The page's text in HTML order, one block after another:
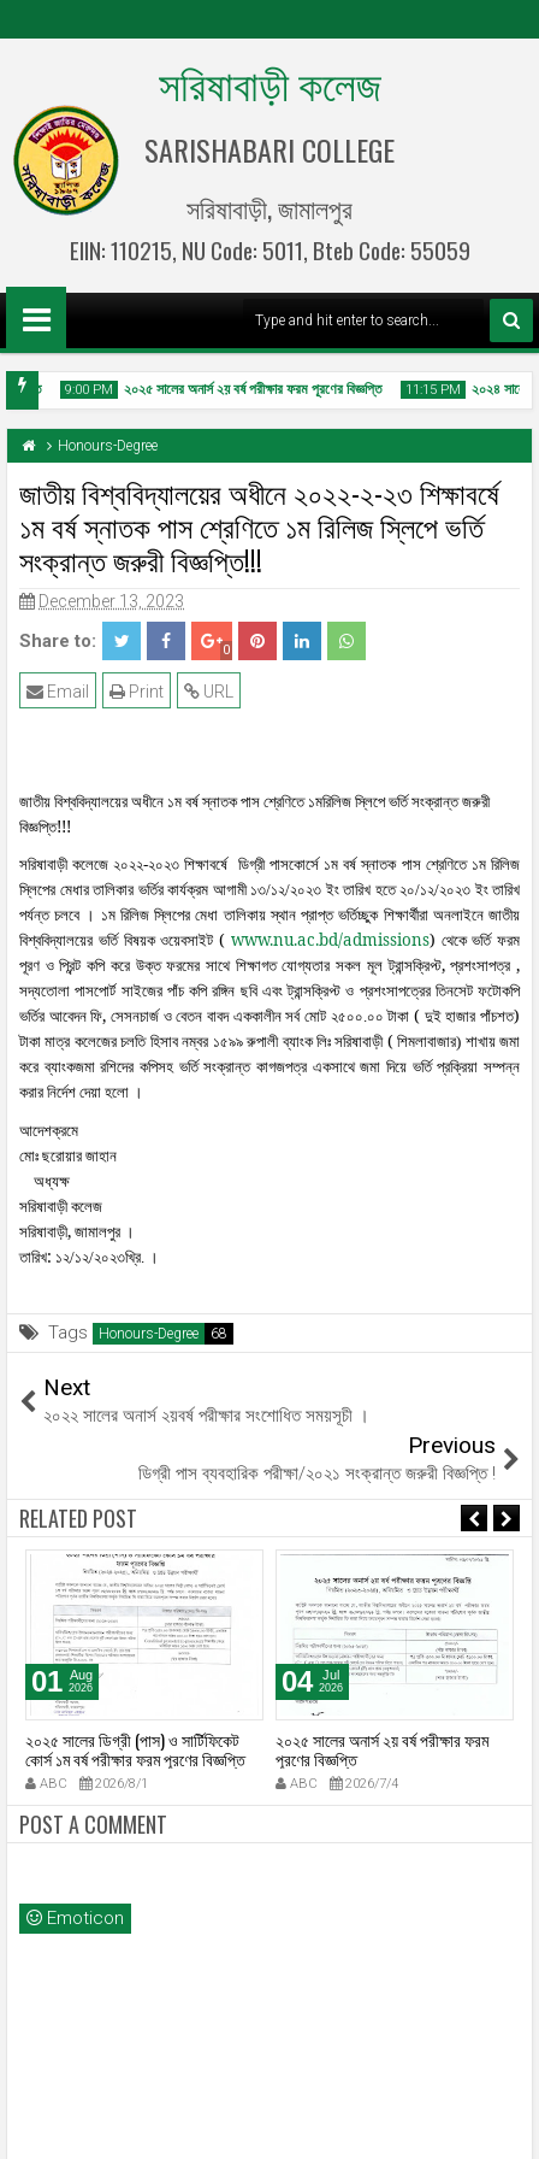
সরিষাবাড়ী কলেজ
SARISHABARI COLLEGE
সরিষাবাড়ী, জামালপুর
EIIN: 110215, NU Code: 5011, Bteb Code: 55059
9:00 PM
04 2026
২০২৫ সালের অনার্স ২য় বর্ষ পরীক্ষার ফরম পূরণের বিজ্ঞপ্তি 11:15 PM ২০২৪ সালের
Honours-Degree
জাতীয় বিশ্ববিদ্যালয়ের অধীনে ২০২২-২-২৩ শিক্ষাবর্ষে
১ম বর্ষ স্নাতক পাস শ্রেণিতে ১ম রিলিজ স্লিপে ভর্তি
সংক্রান্ত জরুরী বিজ্ঞপ্তি!!!
December 13, 2023
Share to: 0
URL
Print
Email
জাতীয় বিশ্ববিদ্যালয়ের অধীনে ১ম বর্ষ স্নাতক পাস শ্রেণিতে ১মরিলিজ স্লিপে ভর্তি সংক্রান্ত জরুরী
বিজ্ঞপ্তি!!!
সরিষাবাড়ী কলেজে ২০২২-২০২৩ শিক্ষাবর্ষে ডিগ্রী পাসকোর্সে ১ম বর্ষ স্নাতক পাস শ্রেণিতে ১ম রিলিজ
স্লিপের মেধার তালিকার ভর্তির কার্যক্রম আগামী ১৩/১২/২০২৩ ইং তারিখ হতে ২০/১২/২০২৩ ইং তারিখ
পর্যন্ত চলবে । ১ম রিলিজ স্লিপের মেধা তালিকায় স্থান প্রাপ্ত ভর্তিচ্ছুক শিক্ষার্থীরা অনলাইনে জাতীয়
বিশ্ববিদ্যালয়ের ভর্তি বিষয়ক ওয়েবসাইট ( www.nu.ac.bd/admissions) থেকে ভর্তি ফরম
পূরণ ও প্রিন্ট কপি করে উক্ত ফরমের সাথে শিক্ষাগত যোগ্যতার সকল মূল ট্রান্সক্রিপ্ট,প্রশংসাপত্র ,
সদ্যতোলা পাসপোর্ট সাইজের পাঁচ কপি রঙ্গিন ছবি এবং ট্রান্সক্রিপ্ট ও প্রশংসাপত্রের তিনসেট ফটোকপি
ভর্তির আবেদন ফি,সেসনচার্জ ও বেতন বাবদ এককালীন সর্ব মোট ২৫০০.০০ টাকা( দুই হাজার পাঁচশত)
টাকা মাত্র কলেজের চলতি হিসাব নম্বর ১৫৯৯ রুপালী ব্যাংক লিঃ সরিষাবাড়ী(শিমলাবাজার) শাখায় জমা
করে ব্যাংকজমা রশিদের কপিসহ ভর্তি সংক্রান্ত কাগজপত্র একসাথে জমা দিয়ে ভর্তি প্রক্রিয়া সম্পন্ন
করার নির্দেশ দেয়া হলো ।
আদেশক্রমে
মোঃ ছরোয়ার জাহান
অধ্যক্ষ
সরিষাবাড়ী কলেজ
সরিষাবাড়ী, জামালপুর ।
তারিখ: ১২/১২/২০২৩খ্রি. ।
Tags Honours-Degree
Next
২০২২ সালের অনার্স ২য়বর্ষ পরীক্ষার সংশোধিত সময়সূচী ।
Previous
ডিগ্রী পাস ব্যবহারিক পরীক্ষা/২০২১ সংক্রান্ত জরুরী বিজ্ঞপ্তি !
RELATED POST
01 Aug
2026
২০২৫ সালের ডিগ্রী (পাস) ও সার্টিফিকেট
কোর্স ১ম বর্ষ পরীক্ষার ফরম পূরণের বিজ্ঞপ্তি
ABC 2026/8/1
04 Jul
2026
২০২৫ সালের অনার্স ২য় বর্ষ পরীক্ষার ফরম
পূরণের বিজ্ঞপ্তি
ABC 2026/7/4
POST A COMMENT
Emoticon